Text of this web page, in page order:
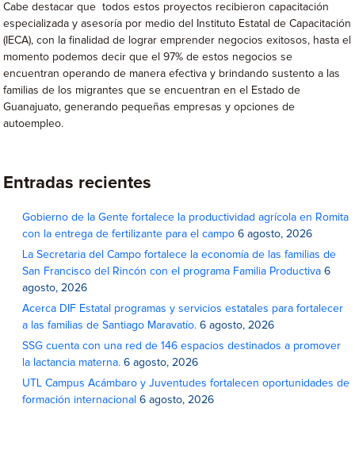
Cabe destacar que todos estos proyectos recibieron capacitación
especializada y asesoría por medio del Instituto Estatal de Capacitación
(IECA), con la finalidad de lograr emprender negocios exitosos, hasta el
momento podemos decir que el 97% de estos negocios se
encuentran operando de manera efectiva y brindando sustento a las
familias de los migrantes que se encuentran en el Estado de
Guanajuato, generando pequeñas empresas y opciones de
autoempleo.
Entradas recientes
Gobierno de la Gente fortalece la productividad agrícola en Romita
con la entrega de fertilizante para el campo 6 agosto, 2026
La Secretaria del Campo fortalece la economía de las familias de
San Francisco del Rincón con el programa Familia Productiva 6
agosto, 2026
Acerca DIF Estatal programas y servicios estatales para fortalecer
a las familias de Santiago Maravatío. 6 agosto, 2026
SSG cuenta con una red de 146 espacios destinados a promover
la lactancia materna. 6 agosto, 2026
UTL Campus Acámbaro y Juventudes fortalecen oportunidades de
formación internacional 6 agosto, 2026